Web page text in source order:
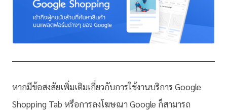
หากมีข้อสงสัยเพิ่มเติมเกี่ยวกับการใช้งานบริการ Google
Shopping Tab หรือการลงโฆษณา Google ก็สามารถ